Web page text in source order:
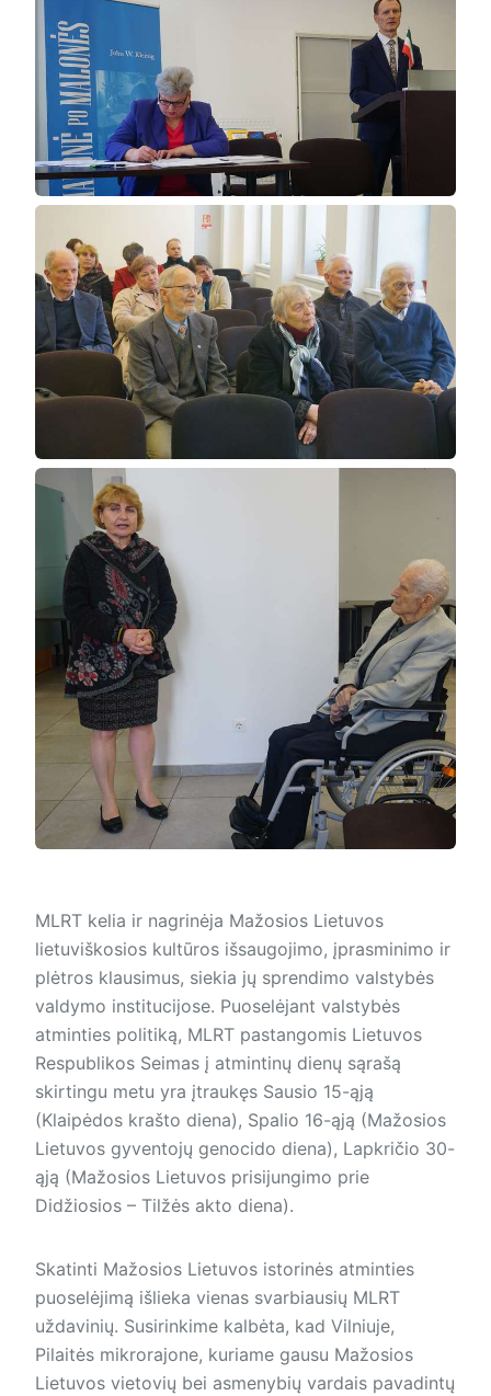
MLRT kelia ir nagrinėja Mažosios Lietuvos
lietuviškosios kultūros išsaugojimo, įprasminimo ir
plėtros klausimus, siekia jų sprendimo valstybės
valdymo institucijose. Puoselėjant valstybės
atminties politiką, MLRT pastangomis Lietuvos
Respublikos Seimas į atmintinų dienų sąrašą
skirtingu metu yra įtraukęs Sausio 15-ąją
(Klaipėdos krašto diena), Spalio 16-ąją (Mažosios
Lietuvos gyventojų genocido diena), Lapkričio 30-
ąją (Mažosios Lietuvos prisijungimo prie
Didžiosios – Tilžės akto diena).
Skatinti Mažosios Lietuvos istorinės atminties
puoselėjimą išlieka vienas svarbiausių MLRT
uždavinių. Susirinkime kalbėta, kad Vilniuje,
Pilaitės mikrorajone, kuriame gausu Mažosios
Lietuvos vietovių bei asmenybių vardais pavadintų